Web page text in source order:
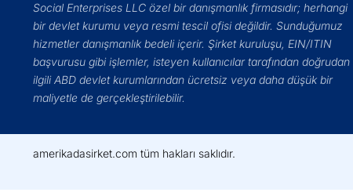
Social Enterprises LLC özel bir danışmanlık firmasıdır; herhangi
bir devlet kurumu veya resmi tescil ofisi değildir. Sunduğumuz
hizmetler danışmanlık bedeli içerir. Şirket kuruluşu, EIN/ITIN
başvurusu gibi işlemler, isteyen kullanıcılar tarafından doğrudan
ilgili ABD devlet kurumlarından ücretsiz veya daha düşük bir
maliyetle de gerçekleştirilebilir.
amerikadasirket.com tüm hakları saklıdır.